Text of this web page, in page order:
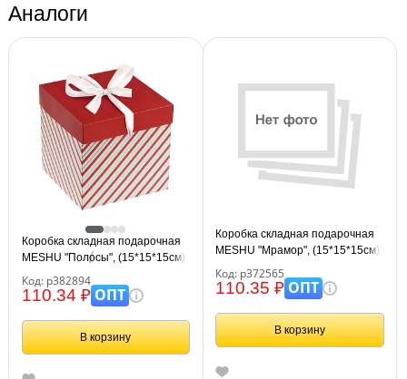
Аналоги
Коробка складная подарочная
MESHU "Полосы", (15*15*15см),
Код: р382894
110.34 ₽ОПТ
В корзину
Коробка складная подарочная
MESHU "Мрамор", (15*15*15см),
Код: р372565
110.35 ₽ОПТ
В корзину